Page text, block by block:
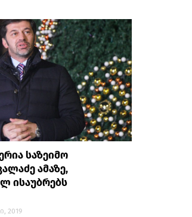
საზეიმო
ამაზე,
ისაუბრებს
2019